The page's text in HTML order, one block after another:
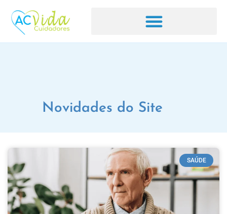
Novidades do Site
SAÚDE